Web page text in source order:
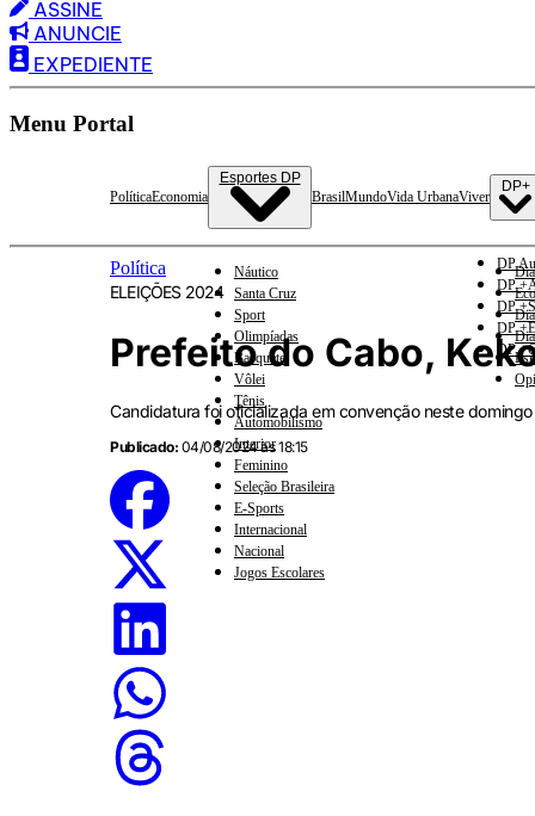
ASSINE
ANUNCIE
EXPEDIENTE
Menu Portal
PolíticaEconomia
Esportes DP
Náutico
Santa Cruz
Sport
Olimpíadas
Basquete
Vôlei
Tênis
Automobilismo
Interior
Feminino
Seleção Brasileira
E-Sports
Internacional
Nacional
Jogos Escolares
BrasilMundoVida UrbanaViver
DP+
DP
DP
DP
DP
DP
Política
ELEIÇÕES 2024
Prefeito do Cabo,
Candidatura foi oficializada em convenção neste
Publicado: 04/08/2024 às 18:15